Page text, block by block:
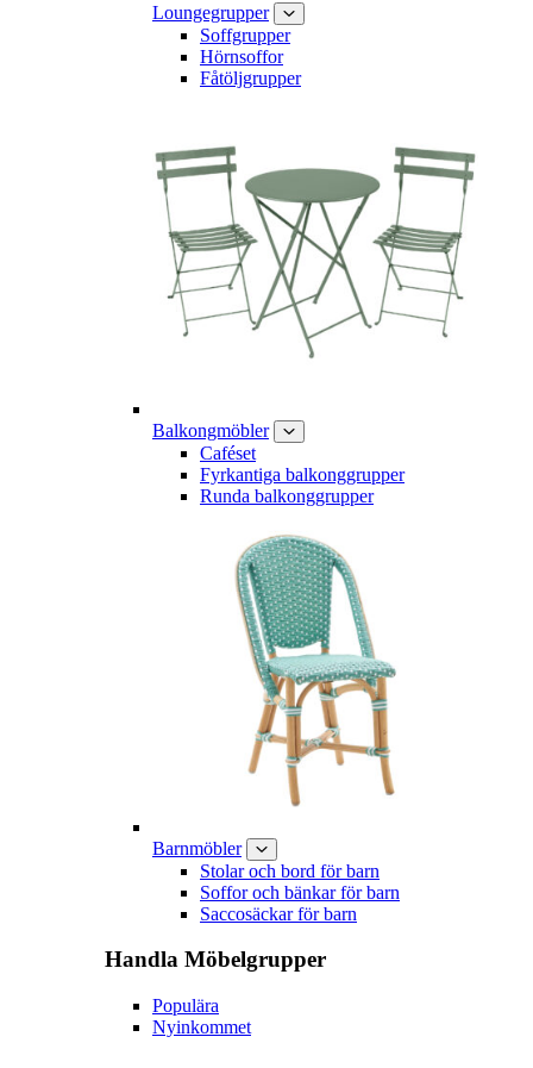
Loungegrupper
Soffgrupper
Hörnsoffor
Fåtöljgrupper
Balkongmöbler
Caféset
Fyrkantiga balkonggrupper
Runda balkonggrupper
Barnmöbler
Stolar och bord för barn
Soffor och bänkar för barn
Saccosäckar för barn
Handla Möbelgrupper
Populära
Nyinkommet